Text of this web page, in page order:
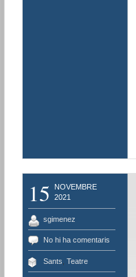
15
NOVEMBRE
2021
sgimenez
No hi ha comentaris
Sants Teatre